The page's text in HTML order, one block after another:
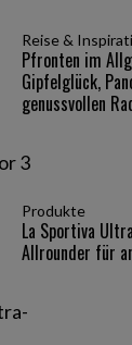
Reise &
Pfronten im
Gipfelglück,
genussvollen
Produkte
La Sportiva
Allrounder für